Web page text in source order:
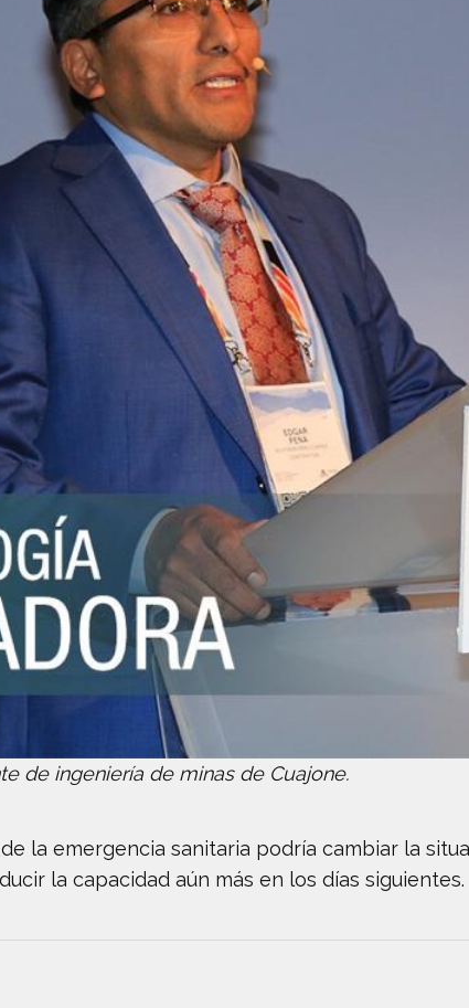
de ingeniería de minas de Cuajone.
la emergencia sanitaria podría cambiar la
la capacidad aún más en los días siguientes.